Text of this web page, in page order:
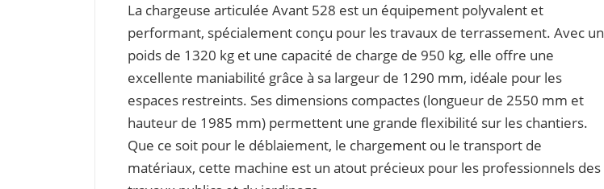
La chargeuse articulée Avant 528 est un équipement polyvalent et
performant, spécialement conçu pour les travaux de terrassement. Avec un
poids de 1320 kg et une capacité de charge de 950 kg, elle offre une
excellente maniabilité grâce à sa largeur de 1290 mm, idéale pour les
espaces restreints. Ses dimensions compactes (longueur de 2550 mm et
hauteur de 1985 mm) permettent une grande flexibilité sur les chantiers.
Que ce soit pour le déblaiement, le chargement ou le transport de
matériaux, cette machine est un atout précieux pour les professionnels des